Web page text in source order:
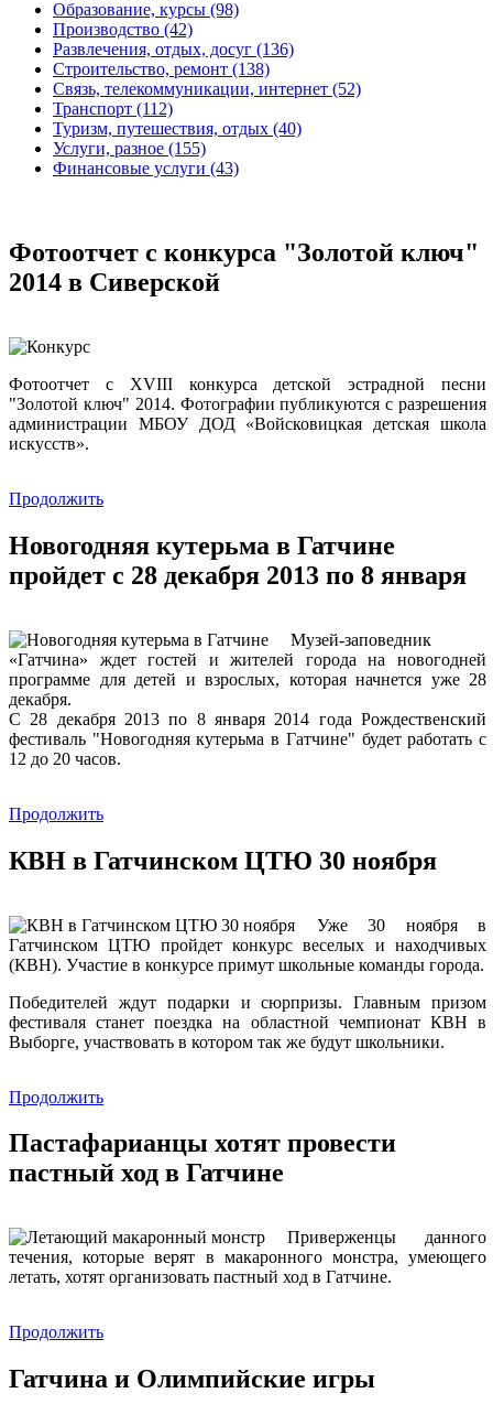
Образование, курсы (98)
Производство (42)
Развлечения, отдых, досуг (136)
Строительство, ремонт (138)
Связь, телекоммуникации, интернет (52)
Транспорт (112)
Туризм, путешествия, отдых (40)
Услуги, разное (155)
Финансовые услуги (43)
Фотоотчет с конкурса "Золотой ключ"
2014 в Сиверской
Фотоотчет с XVIII конкурса детской эстрадной песни
"Золотой ключ" 2014. Фотографии публикуются с разрешения
администрации МБОУ ДОД «Войсковицкая детская школа
искусств».
Продолжить
Новогодняя кутерьма в Гатчине
пройдет с 28 декабря 2013 по 8 января
Музей-заповедник
«Гатчина» ждет гостей и жителей города на новогодней
программе для детей и взрослых, которая начнется уже 28
декабря.
С 28 декабря 2013 по 8 января 2014 года Рождественский
фестиваль "Новогодняя кутерьма в Гатчине" будет работать с
12 до 20 часов.
Продолжить
КВН в Гатчинском ЦТЮ 30 ноября
Уже 30 ноября в
Гатчинском ЦТЮ пройдет конкурс веселых и находчивых
(КВН). Участие в конкурсе примут школьные команды города.
Победителей ждут подарки и сюрпризы. Главным призом
фестиваля станет поездка на областной чемпионат КВН в
Выборге, участвовать в котором так же будут школьники.
Продолжить
Пастафарианцы хотят провести
пастный ход в Гатчине
Приверженцы данного
течения, которые верят в макаронного монстра, умеющего
летать, хотят организовать пастный ход в Гатчине.
Продолжить
Гатчина и Олимпийские игры